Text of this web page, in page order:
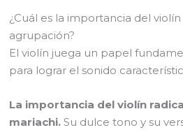
¿Cuál es la importancia del
agrupación?
El violín juega un papel
para lograr el sonido
La importancia del violín
mariachi. Su dulce tono y su